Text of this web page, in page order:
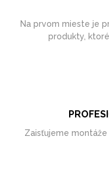
Na prvom mieste je
produkty,
Zaisťujeme